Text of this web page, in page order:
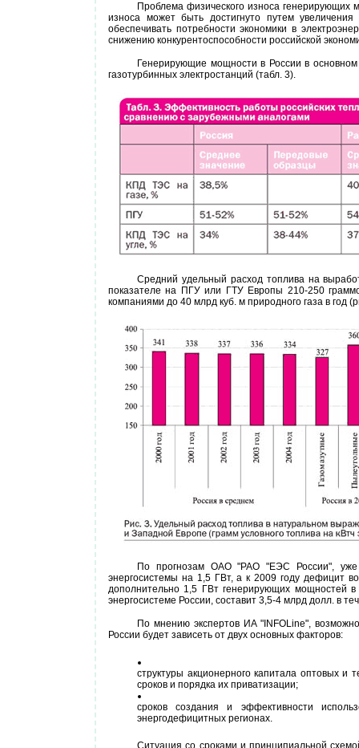
Проблема физического износа генерирующих
износа может быть достигнуто путем
обеспечивать потребности экономики в
снижению конкурентоспособности российской
Генерирующие мощности в России в
газотурбинных электростанций (табл. 3).
Средний удельный расход топлива на
показателе на ПГУ или ГТУ Европы 210-250
компаниями до 40 млрд куб. м природного газа в год
По прогнозам ОАО "РАО "ЕЭС России", уже
энергосистемы на 1,5 ГВт, а к 2009 году дефицит
дополнительно 1,5 ГВт генерирующих мощностей
энергосистеме России, составит 3,5-4 млрд долл. в
По мнению экспертов ИА "INFOLine",
России будет зависеть от двух основных факторов:
структуры акционерного капитала оптовых
сроков и порядка их приватизации;
сроков создания и эффективности
энергодефицитных регионах.
Ситуация со сроками и принципиальной